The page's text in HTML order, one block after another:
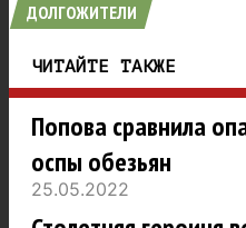
ДОЛГОЖИТЕЛИ
ЧИТАЙТЕ ТАКЖЕ
Попова сравнила
оспы обезьян
25.05.2022